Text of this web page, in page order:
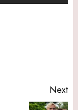
Next